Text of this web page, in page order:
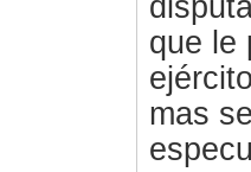
que le
mas